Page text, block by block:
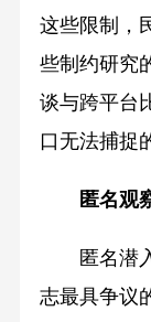
这些限制，
些制约研究
谈与跨平台
口无法捕捉
匿名观察
匿名潜入
志最具争议